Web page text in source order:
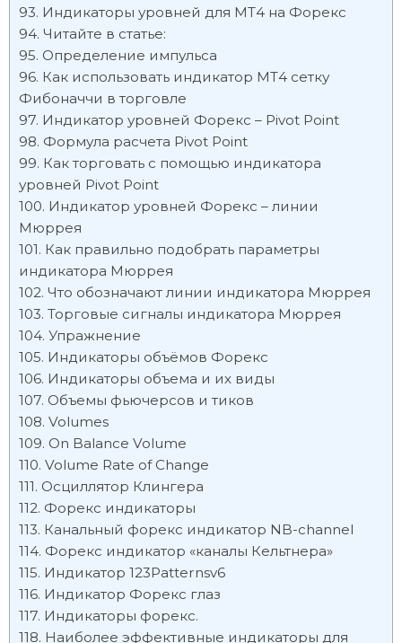
Индикаторы уровней для МТ4 на Форекс
Читайте в статье:
Определение импульса
Как использовать индикатор МТ4 сетку
Фибоначчи в торговле
Индикатор уровней Форекс – Pivot Point
Формула расчета Pivot Point
Как торговать с помощью индикатора
уровней Pivot Point
Индикатор уровней Форекс – линии
Мюррея
Как правильно подобрать параметры
индикатора Мюррея
Что обозначают линии индикатора Мюррея
Торговые сигналы индикатора Мюррея
Упражнение
Индикаторы объёмов Форекс
Индикаторы объема и их виды
Объемы фьючерсов и тиков
Volumes
On Balance Volume
Volume Rate of Change
Осциллятор Клингера
Форекс индикаторы
Канальный форекс индикатор NB-channel
Форекс индикатор «каналы Кельтнера»
Индикатор 123Patternsv6
Индикатор Форекс глаз
Индикаторы форекс.
Наиболее эффективные индикаторы для